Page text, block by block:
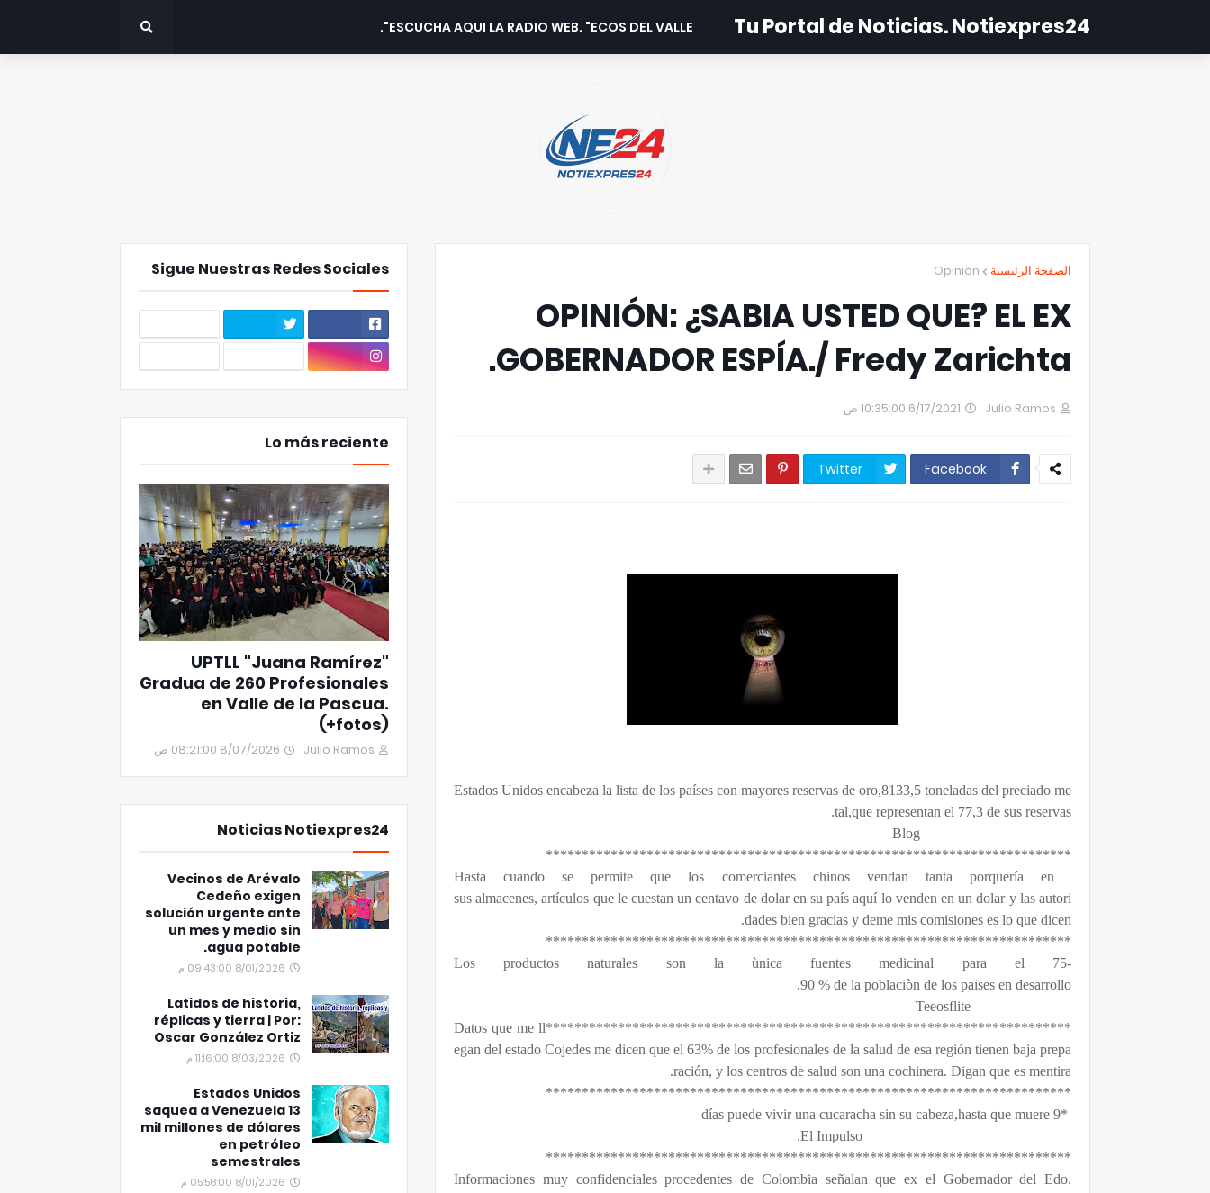
Tu Portal de Noticias. Notiexpres24
ESCUCHA AQUI LA RADIO WEB. "ECOS DEL VALLE".
الصفحة الرئيسية Opiniòn
OPINIÓN: ¿SABIA USTED QUE? EL EX
GOBERNADOR ESPÍA./ Fredy Zarichta.
Julio Ramos 6/17/2021 10:35:00 ص
Facebook
Twitter
Estados Unidos encabeza la lista de los países con mayores reservas de oro,8133,5 toneladas del preciado me
tal,que representan el 77,3 de sus reservas.
*************************************************************************
Hasta cuando se permite que los comerciantes chinos vendan tanta porquería en
sus almacenes, artículos que le cuestan un centavo de dolar en su país aquí lo venden en un dolar y las autori
dades bien gracias y deme mis comisiones es lo que dicen.
*************************************************************************
Los productos naturales son la ùnica fuentes medicinal para el 75-
90 % de la poblaciòn de los paises en desarrollo.
*************************************************************************Datos que me ll
egan del estado Cojedes me dicen que el 63% de los profesionales de la salud de esa región tienen baja prepa
ración, y los centros de salud son una cochinera. Digan que es mentira.
*************************************************************************
*9 días puede vivir una cucaracha sin su cabeza,hasta que muere
*************************************************************************
Informaciones muy confidenciales procedentes de Colombia señalan que ex el Gobernador del Edo.
Sigue Nuestras Redes Sociales
Lo más reciente
UPTLL "Juana Ramírez"
Gradua de 260 Profesionales
en Valle de la Pascua.
(+fotos)
Julio Ramos 8/07/2026 08:21:00 ص
Noticias Notiexpres24
Vecinos de Arévalo
Cedeño exigen
solución urgente ante
un mes y medio sin
agua potable.
8/01/2026 09:43:00 م
Latidos de historia,
réplicas y tierra | Por:
Oscar González Ortiz
8/03/2026 11:16:00 م
Estados Unidos
saquea a Venezuela 13
mil millones de dólares
en petróleo
semestrales
8/01/2026 05:58:00 م